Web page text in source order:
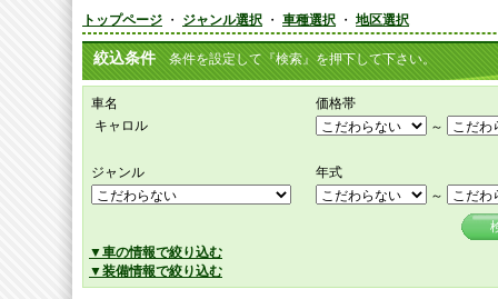
トップページ ・ ジャンル選択 ・ 車種選択 ・ 地区選択
絞込条件 条件を設定して『検索』を押下して下さい。
車名
価格帯
キャロル
～
ジャンル
年式
～
▼車の情報で絞り込む
▼装備情報で絞り込む